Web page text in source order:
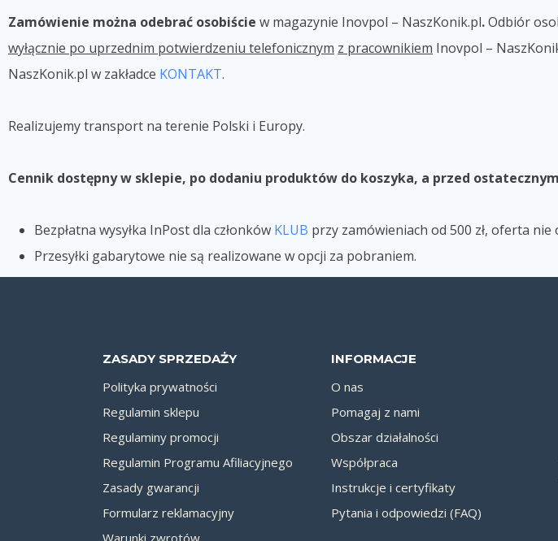
Zamówienie można odebrać osobiście w magazynie Inovpol – NaszKonik.pl.Odbiór
wyłącznie po uprzednim potwierdzeniu telefonicznym z pracownikiem Inovpol –
NaszKonik.pl w zakładce KONTAKT.
Realizujemy transport na terenie Polski i Europy.
Cennik dostępny w sklepie, po dodaniu produktów do koszyka, a przed
Bezpłatna wysyłka InPostdla członków KLUB przy zamówieniach od 500 zł, oferta nie
Przesyłki gabarytowe nie są realizowane w opcji za pobraniem.
ZASADY SPRZEDAŻY
Polityka prywatności
Regulamin sklepu
Regulaminy promocji
Regulamin Programu Afiliacyjnego
Zasady gwarancji
Formularz reklamacyjny
INFORMACJE
O nas
Pomagaj z nami
Obszar działalności
Współpraca
Instrukcje i certyfikaty
Pytania i odpowiedzi (FAQ)